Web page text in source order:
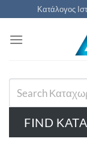
Μετάβαση
στο
περιεχόμενο
Κατάλογος